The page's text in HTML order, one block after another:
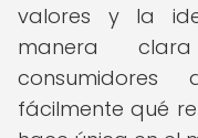
valores y la
manera
fácilmente qué